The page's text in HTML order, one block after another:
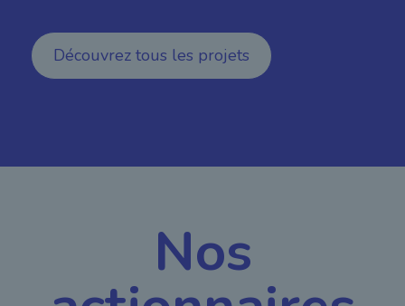
Découvrez tous les projets
Nos